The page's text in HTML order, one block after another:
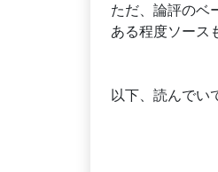
ただ、論評のベ
ある程度ソース
以下、読んでい